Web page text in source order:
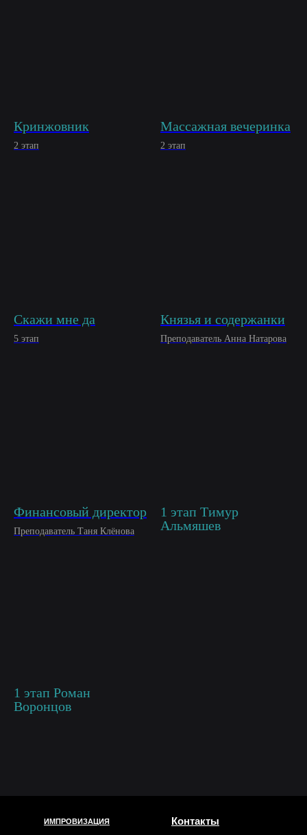
Кринжовник
2 этап
Массажная вечеринка
2 этап
Скажи мне да
5 этап
Князья и содержанки
Преподаватель Анна Натарова
Финансовый директор
Преподаватель Таня Клёнова
1 этап Тимур
Альмяшев
1 этап Роман
Воронцов
ИМПРОВИЗАЦИЯ Контакты